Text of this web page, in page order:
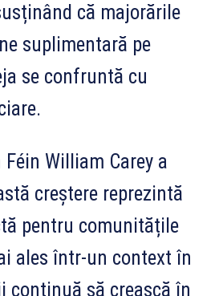
că majorările
suplimentară pe
se confruntă cu
William Carey a
creștere reprezintă
pentru comunitățile
ales într-un context în
continuă să crească în